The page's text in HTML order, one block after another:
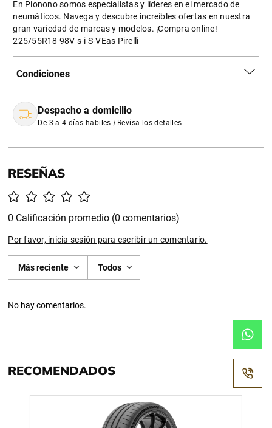
En Pionono somos especialistas y líderes en el mercado de
neumáticos. Navega y descubre increíbles ofertas en nuestra
gran variedad de marcas y modelos. ¡Compra online!
225/55R18 98V s-i S-VEas Pirelli
Condiciones
Despacho a domicilio
De 3 a 4 días habiles | Revisa los detalles
0 Calificación promedio (0 comentarios)
Por favor, inicia sesión para escribir un comentario.
Más reciente Todos
No hay comentarios.
RECOMENDADOS